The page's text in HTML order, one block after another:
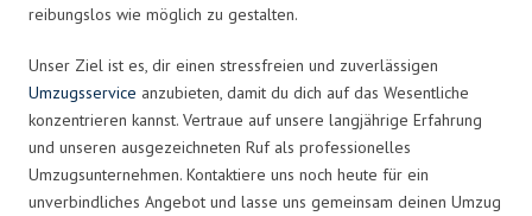
reibungslos wie möglich zu gestalten.
Unser Ziel ist es, dir einen stressfreien und zuverlässigen
Umzugsservice anzubieten, damit du dich auf das Wesentliche
konzentrieren kannst. Vertraue auf unsere langjährige Erfahrung
und unseren ausgezeichneten Ruf als professionelles
Umzugsunternehmen. Kontaktiere uns noch heute für ein
unverbindliches Angebot und lasse uns gemeinsam deinen Umzug